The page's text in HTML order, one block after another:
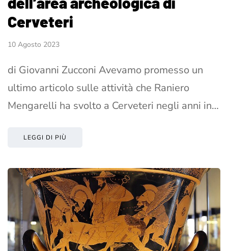
Cerveteri
10 Agosto 2023
di Giovanni Zucconi Avevamo promesso un
ultimo articolo sulle attività che Raniero
Mengarelli ha svolto a Cerveteri negli anni in…
LEGGI DI PIÙ